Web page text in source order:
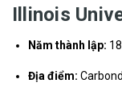
Illinois
Năm thành lập:
Địa điểm: